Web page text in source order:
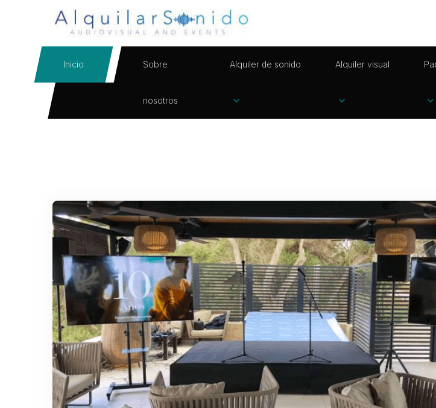
Inicio Sobre
nosotros
Alquiler de sonido Alquiler visual